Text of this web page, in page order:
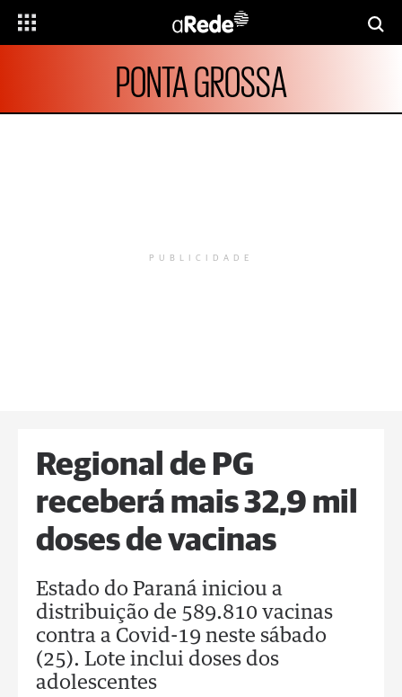
PONTA GROSSA
PUBLICIDADE
Regional de PG
receberá mais 32,9 mil
doses de vacinas
Estado do Paraná iniciou a
distribuição de 589.810 vacinas
contra a Covid-19 neste sábado
(25). Lote inclui doses dos
adolescentes